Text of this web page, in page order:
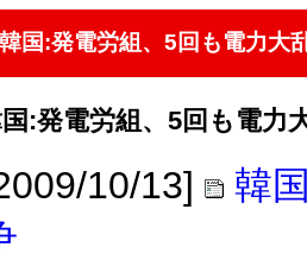
韓国:発電労組、5回も電力大
:発電労組、5回も電力
10/13]
韓